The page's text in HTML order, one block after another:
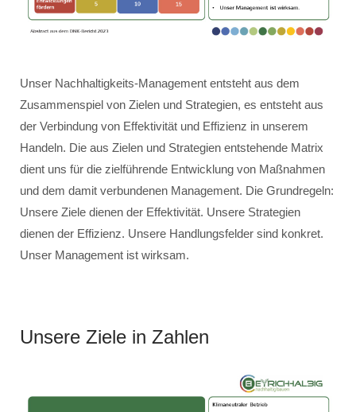
Unser Nachhaltigkeits-Management entsteht aus dem
Zusammenspiel von Zielen und Strategien, es entsteht aus
der Verbindung von Effektivität und Effizienz in unserem
Handeln. Die aus Zielen und Strategien entstehende Matrix
dient uns für die zielführende Entwicklung von Maßnahmen
und dem damit verbundenen Management. Die Grundregeln:
Unsere Ziele dienen der Effektivität. Unsere Strategien
dienen der Effizienz. Unsere Handlungsfelder sind konkret.
Unser Management ist wirksam.
Unsere Ziele in Zahlen